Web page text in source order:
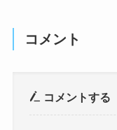
コメント
コメントする